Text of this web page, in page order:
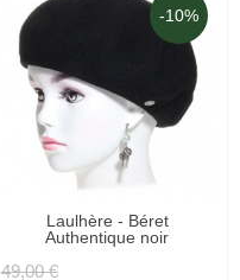
-10%
EN STOCK
Laulhère - Béret
Authentique noir
49,00 €